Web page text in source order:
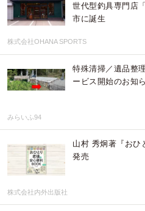
世代型釣具専門店
市に誕生
株式会社OHANA SPORTS
特殊清掃／遺品整
ービス開始のお知
みらいふ94
山村 秀炯著『おひ
発売
株式会社内外出版社